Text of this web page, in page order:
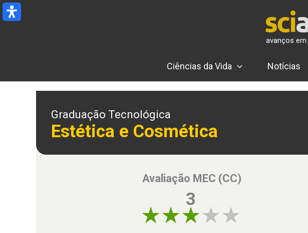
Ir
para
avanços em
Ciências da Vida Notícias
Graduação Tecnológica
Estética e Cosmética
Avaliação MEC (CC)
3